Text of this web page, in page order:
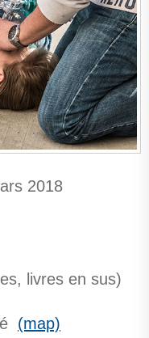
2018
livres en sus)
(map)